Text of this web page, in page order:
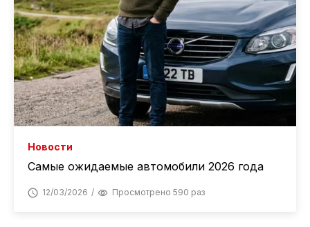
Новости
Самые ожидаемые автомобили 2026 года
12/03/2026 Просмотрено 590 раз